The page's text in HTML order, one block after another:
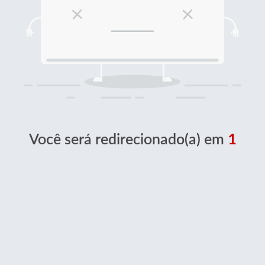
Você será redirecionado(a) em 1